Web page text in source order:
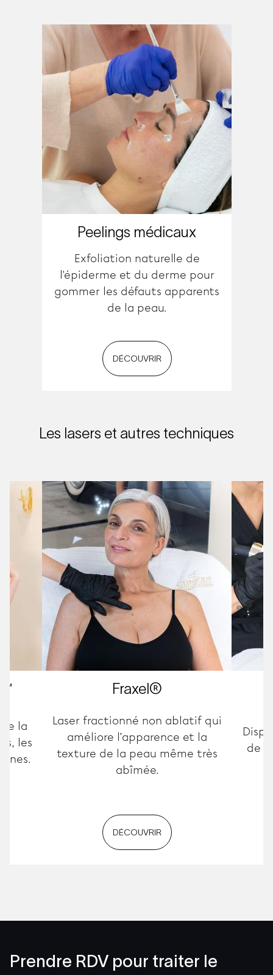
Peelings médicaux
Exfoliation naturelle de
l'épiderme et du derme pour
gommer les défauts apparents
de la peau.
DÉCOUVRIR
Les lasers et autres techniques
la
les
Fraxel®
Laser fractionné non ablatif qui
améliore l’apparence et la
texture de la peau même très
abîmée.
DÉCOUVRIR
de
Prendre RDV pour traiter le